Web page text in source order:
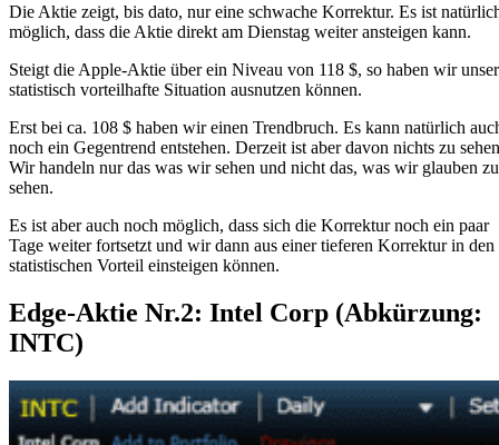
Die Aktie zeigt, bis dato, nur eine schwache Korrektur. Es ist
möglich, dass die Aktie direkt am Dienstag weiter ansteigen kann.
Steigt die Apple-Aktie über ein Niveau von 118 $, so haben wir
statistisch vorteilhafte Situation ausnutzen können.
Erst bei ca. 108 $ haben wir einen Trendbruch. Es kann natürlich
noch ein Gegentrend entstehen. Derzeit ist aber davon nichts zu
Wir handeln nur das was wir sehen und nicht das, was wir glauben zu
sehen.
Es ist aber auch noch möglich, dass sich die Korrektur noch ein paar
Tage weiter fortsetzt und wir dann aus einer tieferen Korrektur in den
statistischen Vorteil einsteigen können.
Edge-Aktie Nr.2: Intel Corp (Abkürzung:
INTC)